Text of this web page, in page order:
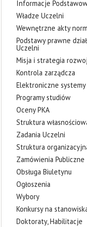
Informacje
Władze Uczelni
Wewnętrzne akty
Podstawy prawne
Uczelni
Misja i strategia
Kontrola zarządcza
Elektroniczne
Programy studiów
Oceny PKA
Struktura
Zadania Uczelni
Struktura
Zamówienia Publiczne
Obsługa Biuletynu
Ogłoszenia
Wybory
Konkursy na
Doktoraty, Habilitacje